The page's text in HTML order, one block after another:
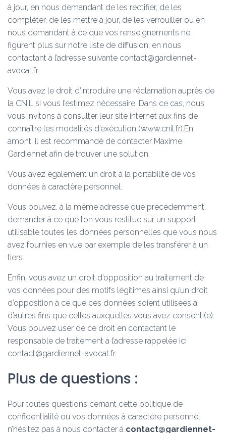
à jour, en nous demandant de les rectifier, de les
compléter, de les mettre à jour, de les verrouiller ou en
nous demandant à ce que vos renseignements ne
figurent plus sur notre liste de diffusion, en nous
contactant à l’adresse suivante contact@gardiennet-
avocat.fr.
Vous avez le droit d’introduire une réclamation auprès de
la CNIL si vous l’estimez nécessaire. Dans ce cas, nous
vous invitons à consulter leur site internet aux fins de
connaître les modalités d’exécution (www.cnil.fr).En
amont, il est recommandé de contacter Maxime
Gardiennet afin de trouver une solution.
Vous avez également un droit à la portabilité de vos
données à caractère personnel.
Vous pouvez, à la même adresse que précédemment,
demander à ce que l’on vous restitue sur un support
utilisable toutes les données personnelles que vous nous
avez fournies en vue par exemple de les transférer à un
tiers.
Enfin, vous avez un droit d’opposition au traitement de
vos données pour des motifs légitimes ainsi qu’un droit
d’opposition à ce que ces données soient utilisées à
d’autres fins que celles auxquelles vous avez consenti(e).
Vous pouvez user de ce droit en contactant le
responsable de traitement à l’adresse rappelée ici
contact@gardiennet-avocat.fr.
Plus de questions :
Pour toutes questions cernant cette politique de
confidentialité ou vos données à caractère personnel,
n’hésitez pas à nous contacter à contact@gardiennet-